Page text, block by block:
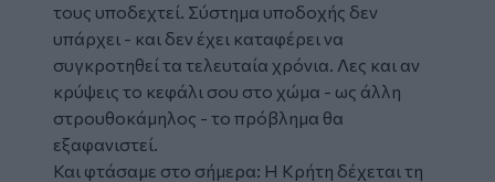
τους υποδεχτεί. Σύστημα υποδοχής δεν
υπάρχει - και δεν έχει καταφέρει να
συγκροτηθεί τα τελευταία χρόνια. Λες και αν
κρύψεις το κεφάλι σου στο χώμα - ως άλλη
στρουθοκάμηλος - το πρόβλημα θα
εξαφανιστεί.
Και φτάσαμε στο σήμερα: Η Κρήτη δέχεται τη